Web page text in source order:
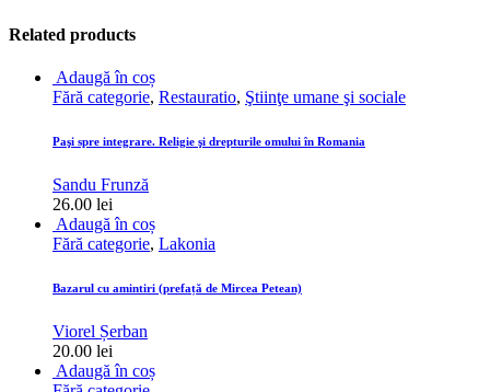
Related products
Adaugă în coș
Fără categorie, Restauratio, Ştiinţe umane şi sociale
Paşi spre integrare. Religie şi drepturile omului în Romania
Sandu Frunză
26.00 lei
Adaugă în coș
Fără categorie, Lakonia
Bazarul cu amintiri (prefață de Mircea Petean)
Viorel Șerban
20.00 lei
Adaugă în coș